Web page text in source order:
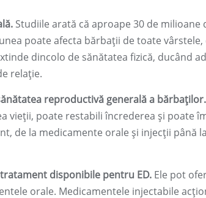
Studiile arată că aproape 30 de
poate afecta bărbații de toate
dincolo de sănătatea fizică, ducând
relație.
reproductivă generală a bărbaților.
vieții, poate restabili încrederea și poate
de la medicamente orale și injecții până
disponibile pentru ED. Ele pot
orale. Medicamentele injectabile